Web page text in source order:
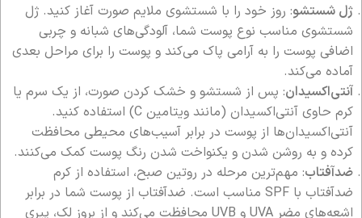
ژل شستشو: روز خود را با شستشوی ملایم صورت آغاز کنید. ژل
شستشوی مناسب نوع پوست شما، آلودگی‌های شبانه و چربی
اضافی پوست را به آرامی پاک می‌کند و پوست را برای مراحل بعدی
آماده می‌کند.
آنتی‌اکسیدان: پس از شستشو و خشک کردن صورت، از یک سرم یا
کرم حاوی آنتی‌اکسیدان (مانند ویتامین C) استفاده کنید.
آنتی‌اکسیدان‌ها از پوست در برابر آسیب‌های محیطی محافظت
کرده و به روشن شدن و یکنواخت شدن رنگ پوست کمک می‌کنند.
ضدآفتاب: مهم‌ترین مرحله در روتین صبح، استفاده از کرم
ضدآفتاب با SPF مناسب است. ضدآفتاب از پوست شما در برابر
اشعه‌های مضر UVA و UVB محافظت می‌کند و از بروز لک، پیری